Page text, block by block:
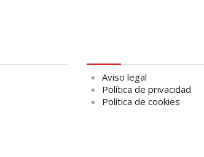
Aviso legal
Política de privacidad
Política de cookies